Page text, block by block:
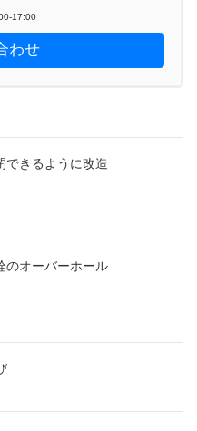
17:00
わせ
できるように改造
のオーバーホール